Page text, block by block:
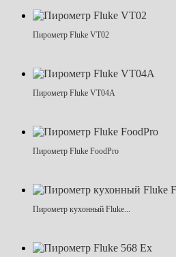
Пирометр Fluke VT02
Пирометр Fluke VT04A
Пирометр Fluke FoodPro
Пирометр кухонный Fluke...